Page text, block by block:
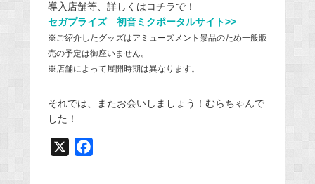
導入店舗等、詳しくはコチラで！
セガプライズ 初音ミクポータルサイト>>
※ご紹介したグッズはアミューズメント景品のため一般販
売の予定は御座いません。
※店舗によって展開時期は異なります。
それでは、またお会いしましょう！むらちゃんで
した！